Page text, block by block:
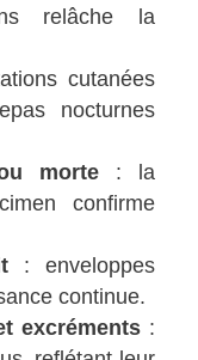
relâche la
cutanées
nocturnes
morte: la
confirme
: enveloppes
continue.
excréments: